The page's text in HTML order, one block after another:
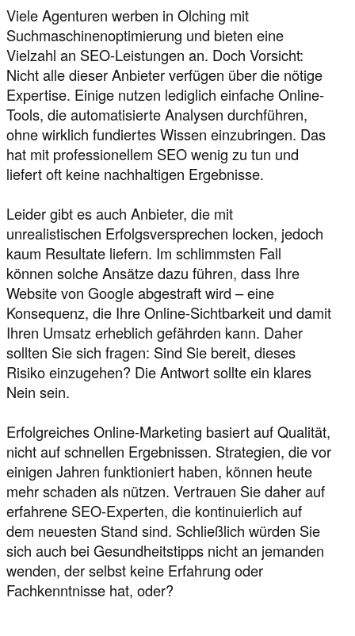
Viele Agenturen werben in Olching mit
Suchmaschinenoptimierung und bieten eine
Vielzahl an SEO-Leistungen an. Doch Vorsicht:
Nicht alle dieser Anbieter verfügen über die nötige
Expertise. Einige nutzen lediglich einfache Online-
Tools, die automatisierte Analysen durchführen,
ohne wirklich fundiertes Wissen einzubringen. Das
hat mit professionellem SEO wenig zu tun und
liefert oft keine nachhaltigen Ergebnisse.
Leider gibt es auch Anbieter, die mit
unrealistischen Erfolgsversprechen locken, jedoch
kaum Resultate liefern. Im schlimmsten Fall
können solche Ansätze dazu führen, dass Ihre
Website von Google abgestraft wird – eine
Konsequenz, die Ihre Online-Sichtbarkeit und damit
Ihren Umsatz erheblich gefährden kann. Daher
sollten Sie sich fragen: Sind Sie bereit, dieses
Risiko einzugehen? Die Antwort sollte ein klares
Nein sein.
Erfolgreiches Online-Marketing basiert auf Qualität,
nicht auf schnellen Ergebnissen. Strategien, die vor
einigen Jahren funktioniert haben, können heute
mehr schaden als nützen. Vertrauen Sie daher auf
erfahrene SEO-Experten, die kontinuierlich auf
dem neuesten Stand sind. Schließlich würden Sie
sich auch bei Gesundheitstipps nicht an jemanden
wenden, der selbst keine Erfahrung oder
Fachkenntnisse hat, oder?